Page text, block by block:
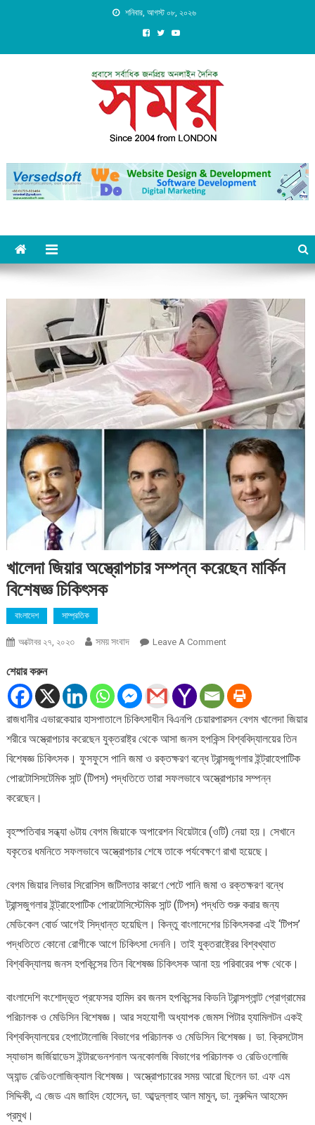
শনিবার, আগস্ট ০৮, ২০২৬
Daily Shomoy, Since 2004
from LONDON
খালেদা জিয়ার অস্ত্রোপচার সম্পন্ন করেছেন মার্কিন
বিশেষজ্ঞ চিকিৎসক
বাংলাদেশ সাম্প্রতিক
অক্টোবর ২৭, ২০২৩ সময় সংবাদ Leave A CommentOn
অস্ত্রোপচার
সম্পন্ন
করেছেন
মার্কিন
বিশেষজ্ঞ
শেয়ার করুন
রাজধানীর এভারকেয়ার হাসপাতালে চিকিৎসাধীন বিএনপি চেয়ারপারসন বেগম খালেদা জিয়ার
শরীরে অস্ত্রোপচার করেছেন যুক্তরাষ্ট্র থেকে আসা জনস হপকিন্স বিশ্ববিদ্যালয়ের তিন
বিশেষজ্ঞ চিকিৎসক। ফুসফুসে পানি জমা ও রক্তক্ষরণ বন্ধে ট্রান্সজুগলার ইন্ট্রাহেপাটিক
পোরটোসিসটেমিক সান্ট (টিপস) পদ্ধতিতে তারা সফলভাবে অস্ত্রোপচার সম্পন্ন
করেছেন।
বৃহস্পতিবার সন্ধ্যা ৬টায় বেগম জিয়াকে অপারেশন থিয়েটারে (ওটি) নেয়া হয়। সেখানে
যকৃতের ধমনিতে সফলভাবে অস্ত্রোপচার শেষে তাকে পর্যবেক্ষণে রাখা হয়েছে।
বেগম জিয়ার লিভার সিরোসিস জটিলতার কারণে পেটে পানি জমা ও রক্তক্ষরণ বন্ধে
ট্রান্সজুগলার ইন্ট্রাহেপাটিক পোরটোসিস্টেমিক সান্ট (টিপস) পদ্ধতি শুরু করার জন্য
মেডিকেল বোর্ড আগেই সিদ্ধান্ত হয়েছিল। কিন্তু বাংলাদেশের চিকিৎসকরা এই ‘টিপস’
পদ্ধতিতে কোনো রোগীকে আগে চিকিৎসা দেননি। তাই যুক্তরাষ্ট্রের বিশ্বখ্যাত
বিশ্ববিদ্যালয় জনস হপকিন্সের তিন বিশেষজ্ঞ চিকিৎসক আনা হয় পরিবারের পক্ষ থেকে।
বাংলাদেশি বংশোদ্ভূত প্রফেসর হামিদ রব জনস হপকিন্সের কিডনি ট্রান্সপ্লান্ট প্রোগ্রামের
পরিচালক ও মেডিসিন বিশেষজ্ঞ। আর সহযোগী অধ্যাপক জেমস পিটার হ্যামিলটন একই
বিশ্ববিদ্যালয়ের হেপাটোলোজি বিভাগের পরিচালক ও মেডিসিন বিশেষজ্ঞ। ডা. ক্রিসটোস
স্যাভাস জর্জিয়াডেস ইন্টারভেনশনাল অনকোলজি বিভাগের পরিচালক ও রেডিওলোজি
অ্যান্ড রেডিওলোজিক্যাল বিশেষজ্ঞ। অস্ত্রোপচারের সময় আরো ছিলেন ডা. এফ এম
সিদ্দিকী, এ জেড এম জাহিদ হোসেন, ডা. আব্দুল্লাহ আল মামুন, ডা. নুরুদ্দিন আহমেদ
প্রমুখ।